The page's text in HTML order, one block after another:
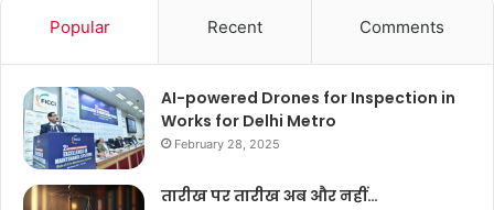
Popular Recent Comments
AI-powered Drones for Inspection in
Works for Delhi Metro
February 28, 2025
तारीख पर तारीख अब और नहीं…